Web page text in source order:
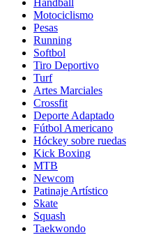
Handball
Motociclismo
Pesas
Running
Softbol
Tiro Deportivo
Turf
Artes Marciales
Crossfit
Deporte Adaptado
Fútbol Americano
Hóckey sobre ruedas
Kick Boxing
MTB
Newcom
Patinaje Artístico
Skate
Squash
Taekwondo